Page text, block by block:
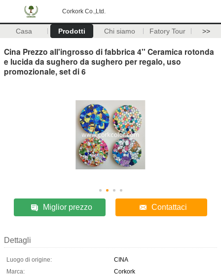
Corkork Co.,Ltd.
Casa Prodotti Chi siamo Fatory Tour >>
Cina Prezzo all'ingrosso di fabbrica 4'' Ceramica rotonda
e lucida da sughero da sughero per regalo, uso
promozionale, set di 6
Miglior prezzo Contattaci
Dettagli
Luogo di origine:
CINA
Marca:
Corkork